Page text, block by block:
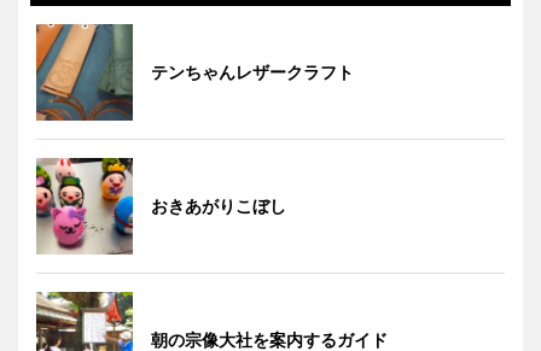
テンちゃんレザークラフト
おきあがりこぼし
朝の宗像大社を案内するガイド